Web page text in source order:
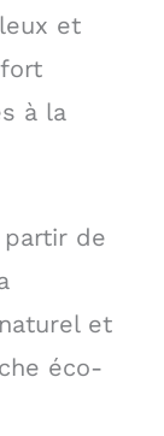
et
à la
de
et
éco-